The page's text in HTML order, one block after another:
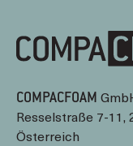
COMPACFOAM
Resselstraße 7-
Österreich